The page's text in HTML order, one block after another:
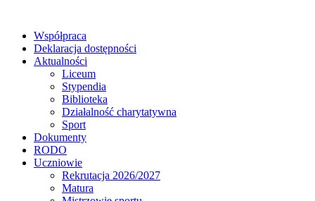
Współpraca
Deklaracja dostępności
Aktualności
Liceum
Stypendia
Biblioteka
Działalność charytatywna
Sport
Dokumenty
RODO
Uczniowie
Rekrutacja 2026/2027
Matura